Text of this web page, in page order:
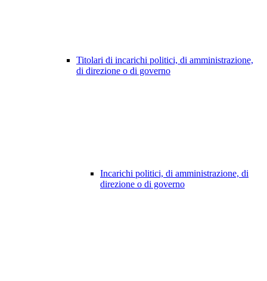
Titolari di incarichi politici, di amministrazione,
di direzione o di governo
Incarichi politici, di amministrazione, di
direzione o di governo